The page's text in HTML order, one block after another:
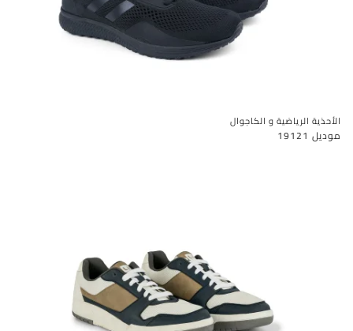
الأحذية الرياضية و الكاجوال
موديل 19121